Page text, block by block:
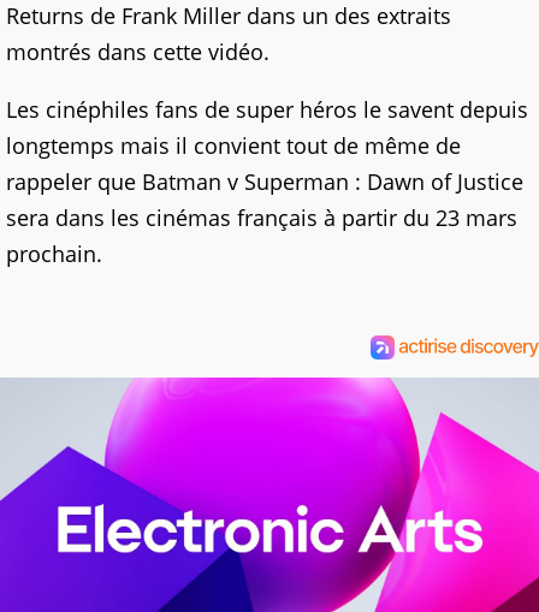
Returns de Frank Miller dans un des extraits
montrés dans cette vidéo.
Les cinéphiles fans de super héros le savent depuis
longtemps mais il convient tout de même de
rappeler que Batman v Superman : Dawn of Justice
sera dans les cinémas français à partir du 23 mars
prochain.